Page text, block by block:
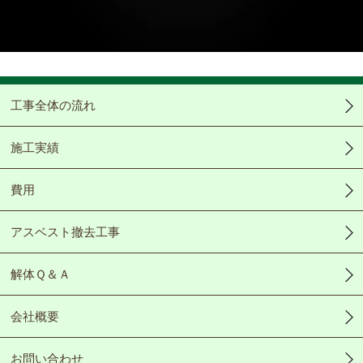
Video
工事全体の流れ
施工実績
費用
アスベスト撤去工事
解体Ｑ＆Ａ
会社概要
お問い合わせ